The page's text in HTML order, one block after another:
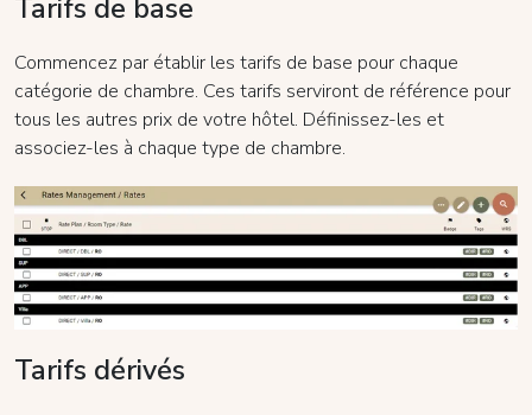
Tarifs de base
Commencez par établir les tarifs de base pour chaque
catégorie de chambre. Ces tarifs serviront de référence pour
tous les autres prix de votre hôtel. Définissez-les et
associez-les à chaque type de chambre.
Tarifs dérivés